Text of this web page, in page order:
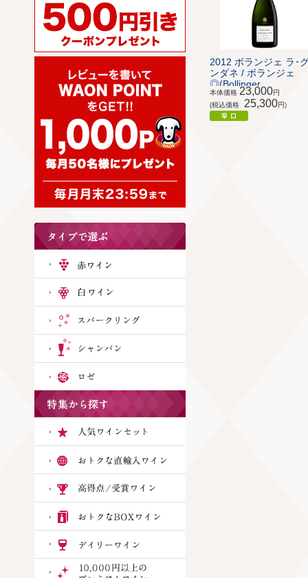
2012 ボランジェ ラ･
ンダネ / ボランジェ
◎(Bollinger ...
本体価格 23,000円
(税込価格
25,300円)